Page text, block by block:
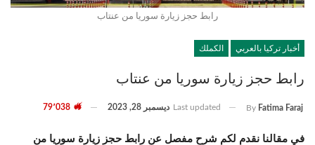
رابط حجز زيارة سوريا من عنتاب
أخبار تركيا بالعربي الكملك
رابط حجز زيارة سوريا من عنتاب
By Fatima Faraj
Last updated ديسمبر 28, 2023
في مقالنا نقدم لكم شرح مفصل عن رابط حجز زيارة سوريا من